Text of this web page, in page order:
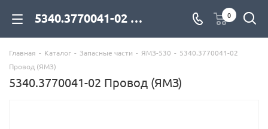
5340.3770041-02 Провод (ЯМЗ) для дизельных двигателей купить со склада с доставкой по цене официального дилера - компания Дизель Экспорт 0
Главная - Каталог - Запасные части - ЯМЗ-530 - 5340.3770041-02
Провод (ЯМЗ)
5340.3770041-02 Провод (ЯМЗ)